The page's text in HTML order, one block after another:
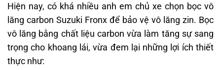
Hiện nay, có khá nhiều anh em chủ xe chọn bọc vô
lăng carbon Suzuki Fronx để bảo vệ vô lăng zin. Bọc
vô lăng bằng chất liệu carbon vừa làm tăng sự sang
trọng cho khoang lái, vừa đem lại những lợi ích thiết
thực như: